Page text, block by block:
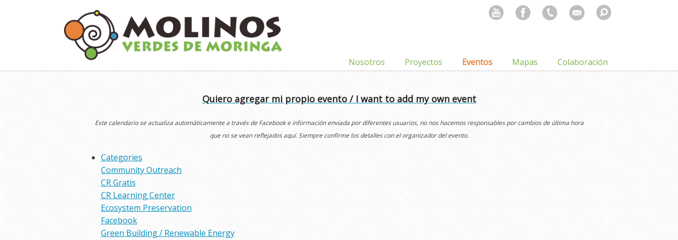
Search
for:
Nosotros Proyectos Eventos Mapas Colaboración
Quiero agregar mi propio evento / I want to add my own event
Este calendario se actualiza automáticamente a través de Facebook e información enviada por diferentes usuarios, no nos hacemos responsables por cambios de última hora
que no se vean reflejados aquí. Siempre confirme los detalles con el organizador del evento.
Categories
Community Outreach
CR Gratis
CR Learning Center
Ecosystem Preservation
Facebook
Green Building / Renewable Energy